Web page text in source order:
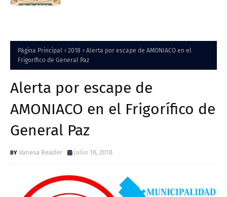
Página Principal 2018
Alerta por escape de AMONIACO en el
Frigorífico de General Paz
Alerta por escape de
AMONIACO en el Frigorífico de
General Paz
Vanesa Reader julio 18, 2018